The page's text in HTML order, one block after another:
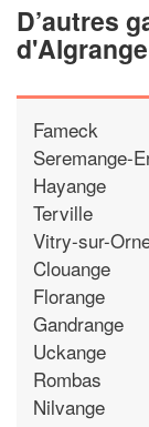
D’autres
d'Algrange
Fameck
Seremange-
Hayange
Terville
Vitry-sur-
Clouange
Florange
Gandrange
Uckange
Rombas
Nilvange